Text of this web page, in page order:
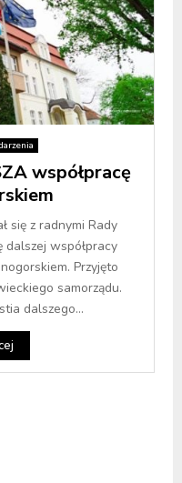
współpracę
się z radnymi Rady
dalszej współpracy
Przyjęto
samorządu.
dalszego...